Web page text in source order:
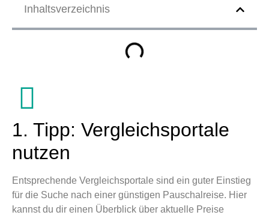
Inhaltsverzeichnis
1. Tipp: Vergleichsportale
nutzen
Entsprechende Vergleichsportale sind ein guter Einstieg
für die Suche nach einer günstigen Pauschalreise. Hier
kannst du dir einen Überblick über aktuelle Preise